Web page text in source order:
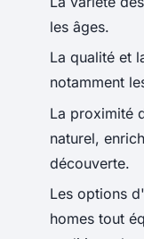
les âges.
La qualité et
notamment
La proximité
naturel,
découverte.
Les options
homes tout